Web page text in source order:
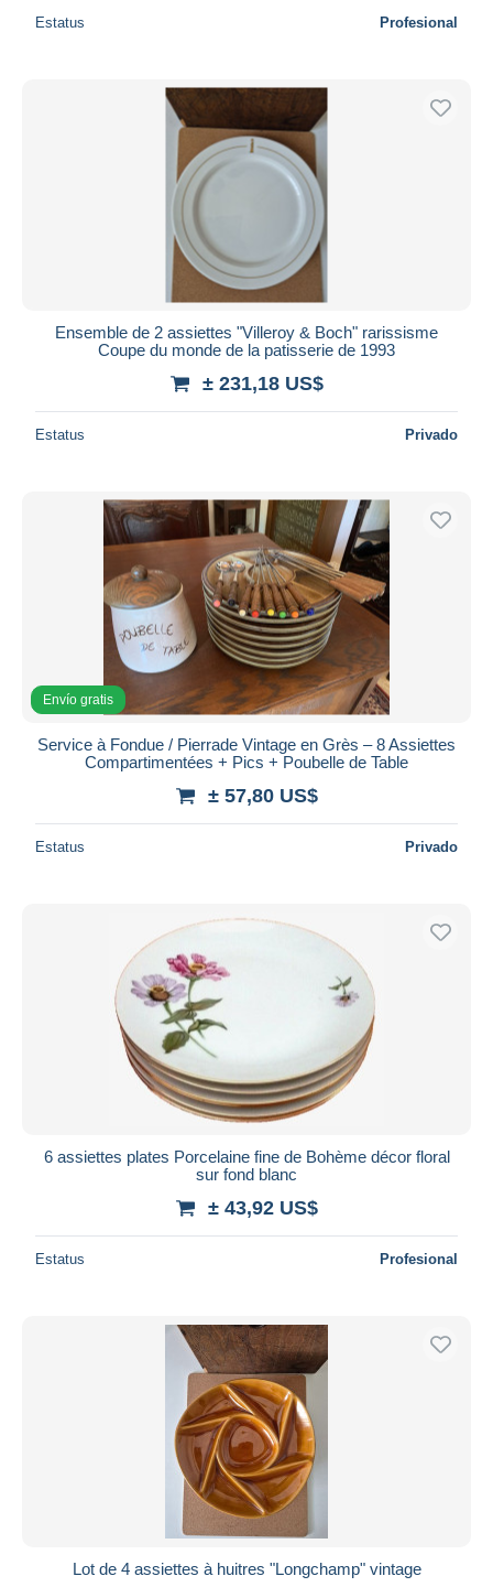
Estatus Profesional
Ensemble de 2 assiettes "Villeroy & Boch" rarissisme
Coupe du monde de la patisserie de 1993
± 231,18 US$
Estatus Privado
Envío gratis
Service à Fondue / Pierrade Vintage en Grès – 8 Assiettes
Compartimentées + Pics + Poubelle de Table
± 57,80 US$
Estatus Privado
6 assiettes plates Porcelaine fine de Bohème décor floral
sur fond blanc
± 43,92 US$
Estatus Profesional
Lot de 4 assiettes à huitres "Longchamp" vintage